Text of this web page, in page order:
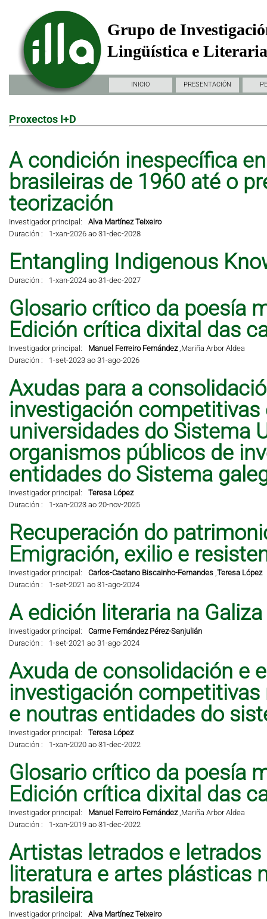
Grupo de
Lingüística e
INICIO PRESENTACIÓN
Proxectos I+D
A condición inespecífica
brasileiras de 1960 até o
teorización
Investigador principal:
Alva Martínez Teixeiro
Duración :
1-xan-2026 ao 31-dec-2028
Entangling Indigenous
Duración : 1-xan-2024 ao 31-dec-2027
Glosario crítico da poesía
Edición crítica dixital das
Investigador principal: Manuel Ferreiro Fernández,Mariña Arbor Aldea
Duración :
1-set-2023 ao 31-ago-2026
Axudas para a
investigación
universidades do Sistema
organismos públicos de
entidades do Sistema
Investigador principal:
Teresa López
Duración :
1-xan-2023 ao 20-nov-2025
Recuperación do
Emigración, exilio e
Investigador principal: Carlos-Caetano Biscainho-Fernandes,Teresa López
Duración :
1-set-2021 ao 31-ago-2024
A edición literaria na
Investigador principal:
Carme Fernández Pérez-Sanjulián
Duración :
1-set-2021 ao 31-ago-2024
Axuda de consolidación e
investigación competitivas
e noutras entidades do
Investigador principal:
Teresa López
Duración :
1-xan-2020 ao 31-dec-2022
Glosario crítico da poesía
Edición crítica dixital das
Investigador principal: Manuel Ferreiro Fernández,Mariña Arbor Aldea
Duración :
1-xan-2019 ao 31-dec-2022
Artistas letrados e
literatura e artes plásticas
brasileira
Investigador principal:
Alva Martínez Teixeiro